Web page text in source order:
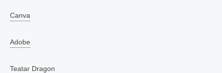
Canva
Adobe
Teatar Dragon